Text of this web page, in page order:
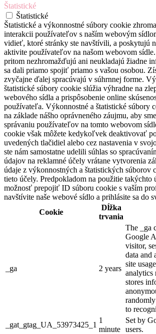
Štatistické
Štatistické
Štatistické a výkonnostné súbory cookie
interakcii používateľov s naším webovým
vidieť, ktoré stránky ste navštívili, a poskytujú
aktivite používateľov na našom webovom
pritom nezhromažďujú ani neukladajú žiadne
sa dali priamo spojiť priamo s vašou osobou.
zvyčajne ďalej spracúvajú v súhrnnej forme.
štatistické súbory cookie slúžia výhradne na
webového sídla a prispôsobenie online
používateľa. Výkonnostné a štatistické súbory
na základe nášho oprávneného záujmu, aby
správaniu používateľov na tomto webovom
cookie však môžete kedykoľvek deaktivovať
uvedených tlačidiel alebo cez nastavenia v
ste nám samostatne udelili súhlas so
údajov na reklamné účely vrátane vytvorenia
údaje z výkonnostných a štatistických súborov
tieto účely. Predpokladom na použitie takýchto
možnosť prepojiť ID súboru cookie s vaším
navštívite naše webové sídlo a prihlásite sa do
Cookie
Dĺžka
trvania
_ga 2 years
The _ga
Google
visitor,
data and
site
analytics
stores
to
_gat_gtag_UA_53973425_1
1
minute
Set by
users.